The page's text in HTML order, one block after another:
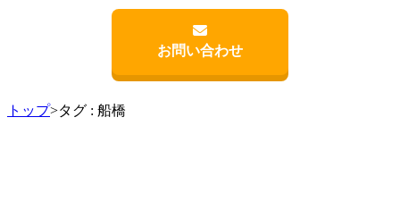
お問い合わせ
トップ>タグ : 船橋